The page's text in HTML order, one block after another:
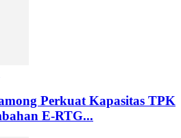
Perkuat Kapasitas TPK
E-RTG...